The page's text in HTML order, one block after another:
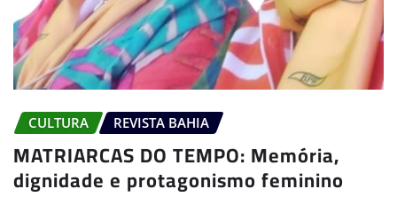
CULTURA REVISTA BAHIA
MATRIARCAS DO TEMPO: Memória,
dignidade e protagonismo feminino